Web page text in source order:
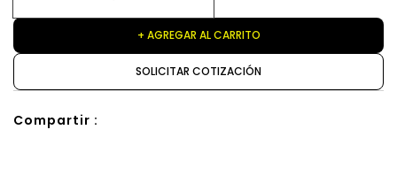
+ AGREGAR AL CARRITO
SOLICITAR COTIZACIÓN
Compartir :